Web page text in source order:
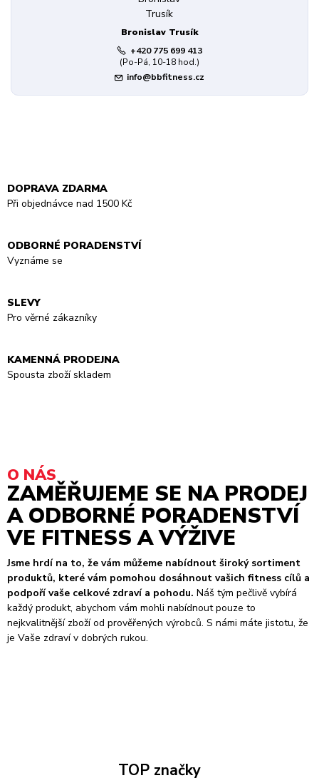
Bronislav Trusík
+420 775 699 413
(Po-Pá, 10-18 hod.)
info@bbfitness.cz
DOPRAVA ZDARMA
Při objednávce nad 1500 Kč
ODBORNÉ PORADENSTVÍ
Vyznáme se
SLEVY
Pro věrné zákazníky
KAMENNÁ PRODEJNA
Spousta zboží skladem
O NÁS
ZAMĚŘUJEME SE NA PRODEJ
A ODBORNÉ PORADENSTVÍ
VE FITNESS A VÝŽIVE
Jsme hrdí na to, že vám můžeme nabídnout široký sortiment
produktů, které vám pomohou dosáhnout vašich fitness cílů a
podpoří vaše celkové zdraví a pohodu. Náš tým pečlivě vybírá
každý produkt, abychom vám mohli nabídnout pouze to
nejkvalitnější zboží od prověřených výrobců. S námi máte jistotu, že
je Vaše zdraví v dobrých rukou.
TOP značky